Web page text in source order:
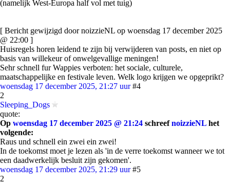
(namelijk West-Europa half vol met tuig)
[ Bericht gewijzigd door noizzieNL op woensdag 17 december 2025
@ 22:00 ]
Huisregels horen leidend te zijn bij verwijderen van posts, en niet op
basis van willekeur of onwelgevallige meningen!
Sehr schnell fur Wappies verboten: het sociale, culturele,
maatschappelijke en festivale leven. Welk logo krijgen we opgeprikt?
woensdag 17 december 2025, 21:27 uur #4
2
Sleeping_Dogs
quote:
Op woensdag 17 december 2025 @ 21:24 schreefnoizzieNL het
volgende:
Raus und schnell ein zwei ein zwei!
In de toekomst moet je lezen als 'in de verre toekomst wanneer we tot
een daadwerkelijk besluit zijn gekomen'.
woensdag 17 december 2025, 21:29 uur #5
2